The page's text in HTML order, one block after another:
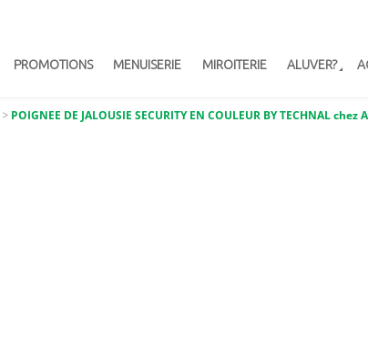
PROMOTIONS MENUISERIE MIROITERIE ALUVER?
> POIGNEE DE JALOUSIE SECURITY EN COULEUR BY TECHNAL chez